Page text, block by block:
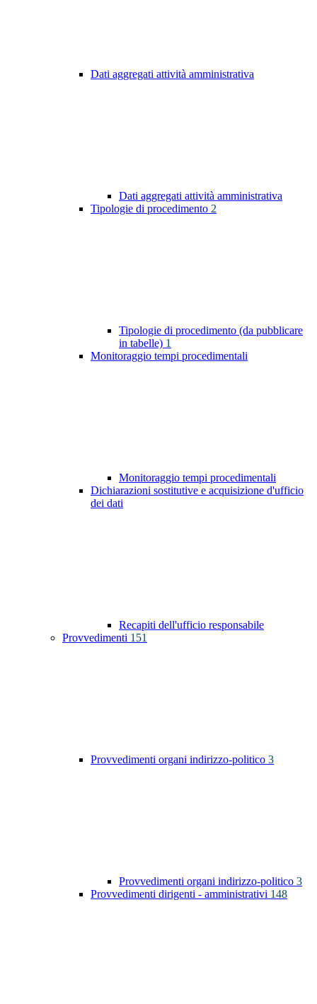
Dati aggregati attività amministrativa
Dati aggregati attività amministrativa
Tipologie di procedimento 2
Tipologie di procedimento (da pubblicare
in tabelle) 1
Monitoraggio tempi procedimentali
Monitoraggio tempi procedimentali
Dichiarazioni sostitutive e acquisizione d'ufficio
dei dati
Recapiti dell'ufficio responsabile
Provvedimenti 151
Provvedimenti organi indirizzo-politico 3
Provvedimenti organi indirizzo-politico 3
Provvedimenti dirigenti - amministrativi 148